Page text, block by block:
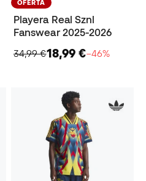
OFERTA
Playera Real Sznl
Fanswear 2025-2026
34,99 €18,99 €−46%